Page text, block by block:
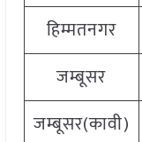
हिम्मतनगर
जम्बूसर
जम्बूसर(कावी)